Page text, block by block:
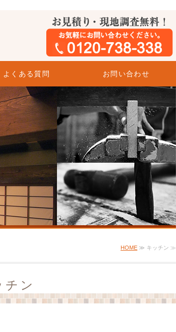
よくある質問 お問い合わせ
HOME ≫ キッチン ≫
チン